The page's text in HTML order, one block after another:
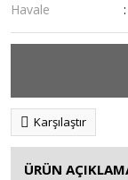
Havale
Karşılaştır
ÜRÜN